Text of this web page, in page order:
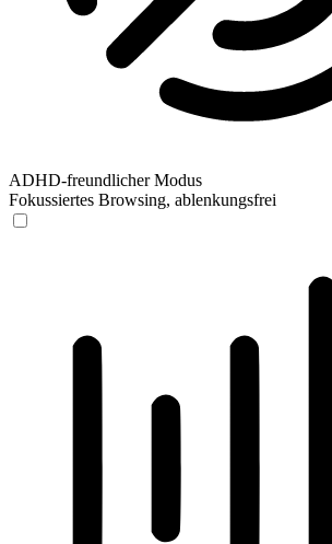
ADHD-freundlicher Modus
Fokussiertes Browsing, ablenkungsfrei